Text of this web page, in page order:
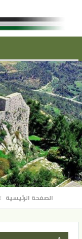
الصفحة الرئيسية